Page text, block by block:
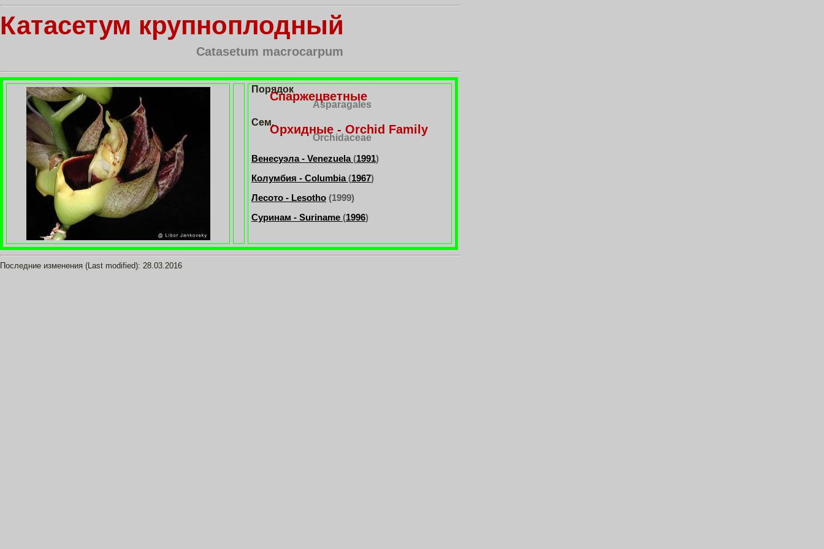
Катасетум крупноплодный
Catasetum macrocarpum
Порядок
Спаржецветные
Asparagales
Сем.
Орхидные - Orchid Family
Orchidaceae
Венесуэла - Venezuela(1991)
Колумбия - Columbia(1967)
Лесото - Lesotho (1999)
Суринам - Suriname (1996)
Последние изменения (Last modified): 28.03.2016